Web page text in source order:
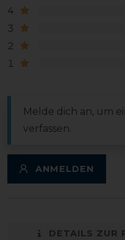
4
3
2
1
Melde dich an, um
verfassen.
ANMELDEN
DETAILS ZUR